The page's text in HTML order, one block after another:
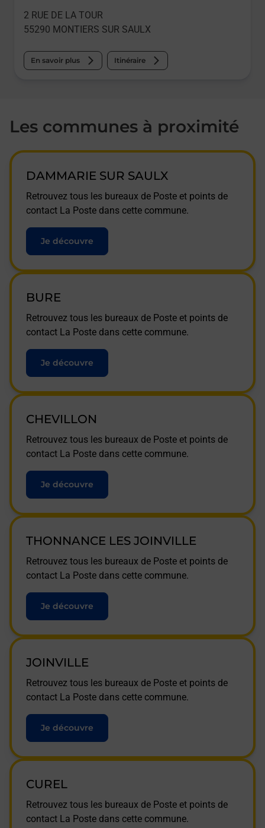
2 RUE DE LA TOUR
55290 MONTIERS SUR SAULX
En savoir plus Itinéraire
Les communes à proximité
DAMMARIE SUR SAULX
Retrouvez tous les bureaux de Poste et points de
contact La Poste dans cette commune.
Je découvre
BURE
Retrouvez tous les bureaux de Poste et points de
contact La Poste dans cette commune.
Je découvre
CHEVILLON
Retrouvez tous les bureaux de Poste et points de
contact La Poste dans cette commune.
Je découvre
THONNANCE LES JOINVILLE
Retrouvez tous les bureaux de Poste et points de
contact La Poste dans cette commune.
Je découvre
JOINVILLE
Retrouvez tous les bureaux de Poste et points de
contact La Poste dans cette commune.
Je découvre
CUREL
Retrouvez tous les bureaux de Poste et points de
contact La Poste dans cette commune.